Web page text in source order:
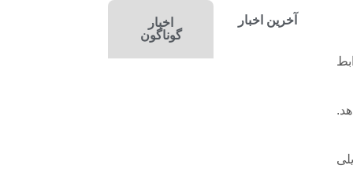
آخرین اخبار
اخبار
گوناگون